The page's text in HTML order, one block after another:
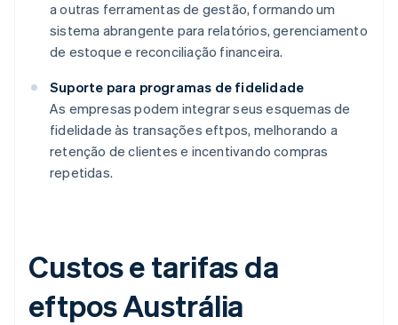
a outras ferramentas de gestão, formando um
sistema abrangente para relatórios, gerenciamento
de estoque e reconciliação financeira.
Suporte para programas de fidelidade
As empresas podem integrar seus esquemas de
fidelidade às transações eftpos, melhorando a
retenção de clientes e incentivando compras
repetidas.
Custos e tarifas da
eftpos Austrália